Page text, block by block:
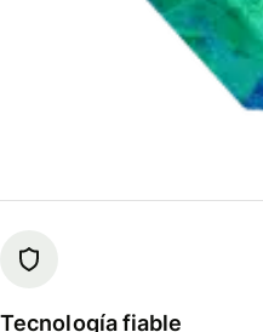
Tecnología fiable